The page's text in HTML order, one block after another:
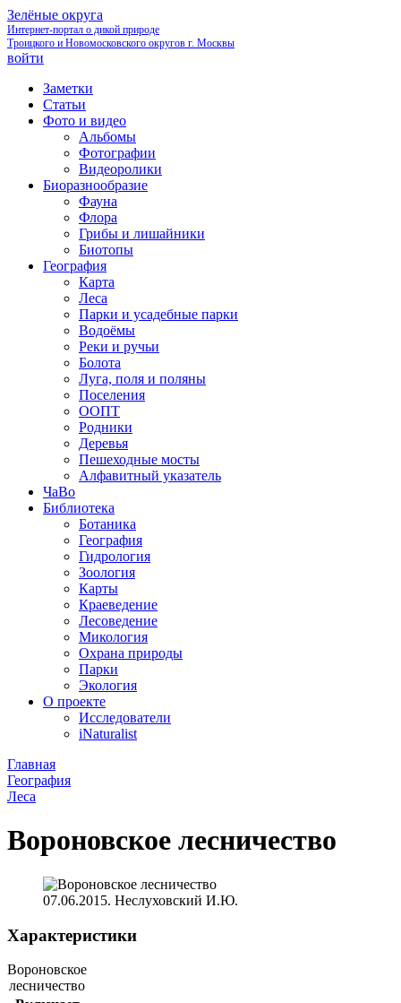
Зелёные округа
Интернет-портал о дикой природе
Троицкого и Новомосковского округов г. Москвы
войти
Заметки
Статьи
Фото и видео
Альбомы
Фотографии
Видеоролики
Биоразнообразие
Фауна
Флора
Грибы и лишайники
Биотопы
География
Карта
Леса
Парки и усадебные парки
Водоёмы
Реки и ручьи
Болота
Луга, поля и поляны
Поселения
ООПТ
Родники
Деревья
Пешеходные мосты
Алфавитный указатель
ЧаВо
Библиотека
Ботаника
География
Гидрология
Зоология
Карты
Краеведение
Лесоведение
Микология
Охрана природы
Парки
Экология
О проекте
Исследователи
iNaturalist
Главная
География
Леса
Вороновское лесничество
07.06.2015. Неслуховский И.Ю.
Характеристики
Вороновское
лесничество